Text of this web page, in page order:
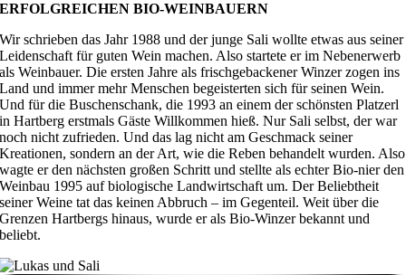
ERFOLGREICHEN BIO-WEINBAUERN
Wir schrieben das Jahr 1988 und der junge Sali wollte etwas aus seiner
Leidenschaft für guten Wein machen. Also startete er im Nebenerwerb
als Weinbauer. Die ersten Jahre als frischgebackener Winzer zogen ins
Land und immer mehr Menschen begeisterten sich für seinen Wein.
Und für die Buschenschank, die 1993 an einem der schönsten Platzerl
in Hartberg erstmals Gäste Willkommen hieß. Nur Sali selbst, der war
noch nicht zufrieden. Und das lag nicht am Geschmack seiner
Kreationen, sondern an der Art, wie die Reben behandelt wurden. Also
wagte er den nächsten großen Schritt und stellte als echter Bio-nier den
Weinbau 1995 auf biologische Landwirtschaft um. Der Beliebtheit
seiner Weine tat das keinen Abbruch – im Gegenteil. Weit über die
Grenzen Hartbergs hinaus, wurde er als Bio-Winzer bekannt und
beliebt.